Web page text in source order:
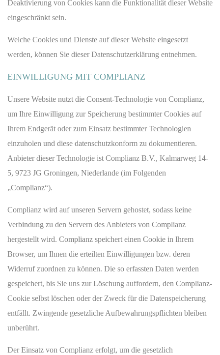
Deaktivierung von Cookies kann die Funktionalität dieser Website
eingeschränkt sein.
Welche Cookies und Dienste auf dieser Website eingesetzt
werden, können Sie dieser Datenschutzerklärung entnehmen.
EINWILLIGUNG MIT COMPLIANZ
Unsere Website nutzt die Consent-Technologie von Complianz,
um Ihre Einwilligung zur Speicherung bestimmter Cookies auf
Ihrem Endgerät oder zum Einsatz bestimmter Technologien
einzuholen und diese datenschutzkonform zu dokumentieren.
Anbieter dieser Technologie ist Complianz B.V., Kalmarweg 14-
5, 9723 JG Groningen, Niederlande (im Folgenden
„Complianz“).
Complianz wird auf unseren Servern gehostet, sodass keine
Verbindung zu den Servern des Anbieters von Complianz
hergestellt wird. Complianz speichert einen Cookie in Ihrem
Browser, um Ihnen die erteilten Einwilligungen bzw. deren
Widerruf zuordnen zu können. Die so erfassten Daten werden
gespeichert, bis Sie uns zur Löschung auffordern, den Complianz-
Cookie selbst löschen oder der Zweck für die Datenspeicherung
entfällt. Zwingende gesetzliche Aufbewahrungspflichten bleiben
unberührt.
Der Einsatz von Complianz erfolgt, um die gesetzlich